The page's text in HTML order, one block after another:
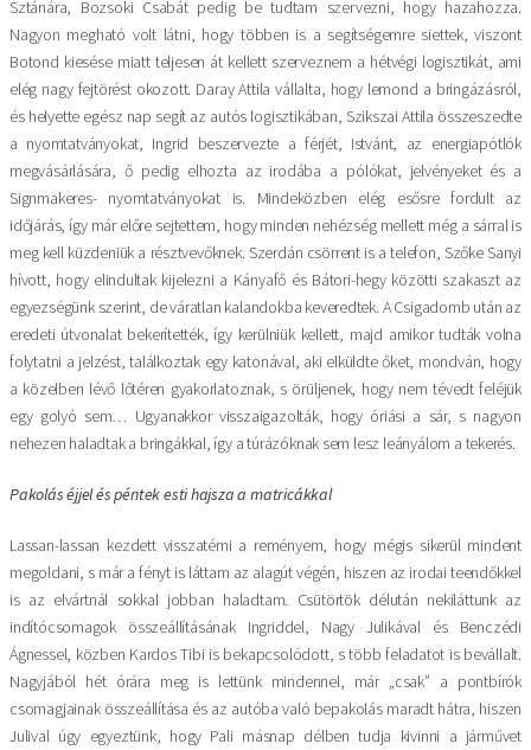
Sztánára, Bozsoki Csabát pedig be tudtam szervezni, hogy hazahozza.
Nagyon megható volt látni, hogy többen is a segítségemre siettek, viszont
Botond kiesése miatt teljesen át kellett szerveznem a hétvégi logisztikát, ami
elég nagy fejtörést okozott. Daray Attila vállalta, hogy lemond a bringázásról,
és helyette egész nap segít az autós logisztikában, Szikszai Attila összeszedte
a nyomtatványokat, Ingrid beszervezte a férjét, Istvánt, az energiapótlók
megvásárlására, ő pedig elhozta az irodába a pólókat, jelvényeket és a
Signmakeres- nyomtatványokat is. Mindeközben elég esősre fordult az
időjárás, így már előre sejtettem, hogy minden nehézség mellett még a sárral is
meg kell küzdeniük a résztvevőknek. Szerdán csörrent is a telefon, Szőke Sanyi
hívott, hogy elindultak kijelezni a Kányafő és Bátori-hegy közötti szakaszt az
egyezségünk szerint, de váratlan kalandokba keveredtek. A Csigadomb után az
eredeti útvonalat bekerítették, így kerülniük kellett, majd amikor tudták volna
folytatni a jelzést, találkoztak egy katonával, aki elküldte őket, mondván, hogy
a közelben lévő lőtéren gyakorlatoznak, s örüljenek, hogy nem tévedt feléjük
egy golyó sem… Ugyanakkor visszaigazolták, hogy óriási a sár, s nagyon
nehezen haladtak a bringákkal, így a túrázóknak sem lesz leányálom a tekerés.
Pakolás éjjel és péntek esti hajsza a matricákkal
Lassan-lassan kezdett visszatérni a reményem, hogy mégis sikerül mindent
megoldani, s már a fényt is láttam az alagút végén, hiszen az irodai teendőkkel
is az elvártnál sokkal jobban haladtam. Csütörtök délután nekiláttunk az
indítócsomagok összeállításának Ingriddel, Nagy Julikával és Benczédi
Ágnessel, közben Kardos Tibi is bekapcsolódott, s több feladatot is bevállalt.
Nagyjából hét órára meg is lettünk mindennel, már „csak” a pontbírók
csomagjainak összeállítása és az autóba való bepakolás maradt hátra, hiszen
Julival úgy egyeztünk, hogy Pali másnap délben tudja kivinni a járművet